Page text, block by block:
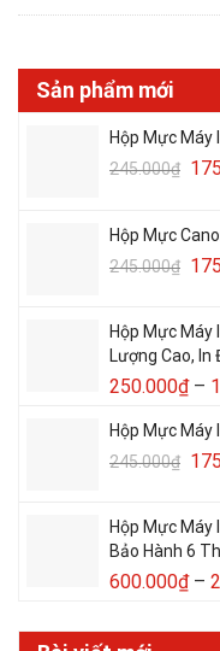
Sản phẩm mới
Hộp Mực Máy
245.000₫
Hộp Mực
245.000₫
Hộp Mực Máy
Lượng Cao, In
250.000₫ –
Hộp Mực Máy
245.000₫
Hộp Mực Máy
Bảo Hành 6
600.000₫ –